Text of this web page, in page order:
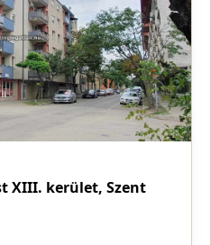
XIII. kerület, Szent